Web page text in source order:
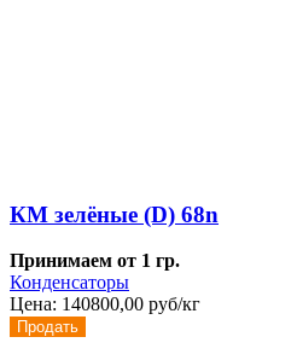
КМ зелёные (D) 68n
Принимаем от 1 гр.
Конденсаторы
Цена: 140800,00 руб/кг
Продать